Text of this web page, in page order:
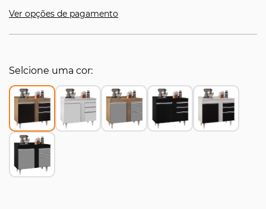
Ver opções de pagamento
Selcione uma cor